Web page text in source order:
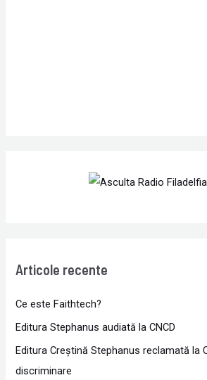
Articole recente
Ce este Faithtech?
Editura Stephanus audiată la CNCD
Editura Creștină Stephanus reclamată la
discriminare